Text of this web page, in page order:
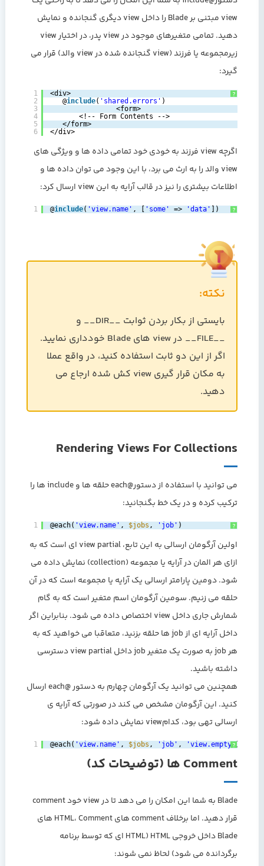
view مبتنی بر Blade را داخل view دیگری گنجانده و نمایش
دهید. تمامی متغیرهای موجود در view پدر، در اختیار view
زیرمجموعه یا فرزند (view گنجانده شده در view والد) قرار می
گیرد:
?
1
2
3
4
5
6
<div>
@include( 'shared.errors' )
<form>
<!-- Form Contents -->
</form>
</div>
اگرچه view فرزند به خودی خود تمامی داده ها و ویژگی های
view والد را به ارث می برد، با این وجود می توان داده ها و
اطلاعات بیشتری را نیز در قالب آرایه به این view ارسال کرد:
?
1 @include( 'view.name' , [ 'some' => 'data' ])
نکته:
بایستی از بکار بردن ثوابت __DIR__ و
__FILE__ در view های Blade خودداری نمایید.
اگر از این دو ثابت استفاده کنید، در واقع عملا
به مکان قرار گیری view کش شده ارجاع می
دهید.
Rendering Views For Collections
می توانید با استفاده از دستور@each حلقه ها و include ها را
ترکیب کرده و در یک خط بگنجانید:
?
1 @each( 'view.name' , $jobs , 'job' )
اولین آرگومان ارسالی به این تابع، view partial ای است که به
ازای هر المان در آرایه یا مجموعه (collection) نمایش داده می
شود. دومین پارامتر ارسالی یک آرایه یا مجموعه است که در آن
حلقه می زنیم. سومین آرگومان اسم متغیر است که به گام
شمارش جاری داخل view اختصاص داده می شود. بنابراین اگر
داخل آرایه ای از job ها حلقه بزنید، متعاقبا می خواهید که به
هر job به صورت یک متغیر job داخل view partial دسترسی
داشته باشید.
همچنین می توانید یک آرگومان چهارم به دستور @each ارسال
کنید. این آرگومان مشخص می کند در صورتی که آرایه ی
ارسالی تهی بود، کدامview نمایش داده شود:
?
1 @each( 'view.name' , $jobs , 'job' , 'view.empty' )
Comment ها (توضیحات کد)
Blade به شما این امکان را می دهد تا در view خود comment
قرار دهید. اما برخلاف comment های HTML، Comment های
Blade داخل خروجی HTML (HTML ای که توسط برنامه
برگردانده می شود) لحاظ نمی شوند: